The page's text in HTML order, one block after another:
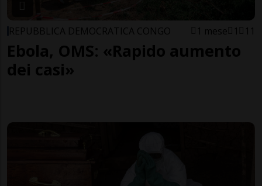
REPUBBLICA DEMOCRATICA CONGO 1 mese 1 11
Ebola, OMS: «Rapido aumento
dei casi»